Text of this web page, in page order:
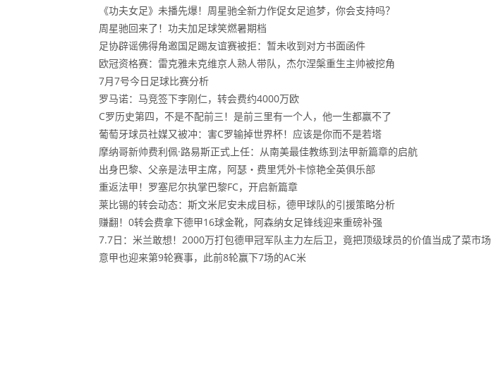
《功夫女足》未播先爆！周星驰全新力作促女足追梦，你会支持吗？
周星驰回来了！功夫加足球笑燃暑期档
足协辟谣佛得角邀国足踢友谊赛被拒：暂未收到对方书面函件
欧冠资格赛：雷克雅未克维京人熟人带队，杰尔涅槃重生主帅被挖角
7月7号今日足球比赛分析
罗马诺：马竞签下李刚仁，转会费约4000万欧
C罗历史第四，不是不配前三！是前三里有一个人，他一生都赢不了
葡萄牙球员社媒又被冲：害C罗输掉世界杯！应该是你而不是若塔
摩纳哥新帅费利佩·路易斯正式上任：从南美最佳教练到法甲新篇章的启航
出身巴黎、父亲是法甲主席，阿瑟・费里凭外卡惊艳全英俱乐部
重返法甲！罗塞尼尔执掌巴黎FC，开启新篇章
莱比锡的转会动态：斯文米尼安未成目标，德甲球队的引援策略分析
赚翻！0转会费拿下德甲16球金靴，阿森纳女足锋线迎来重磅补强
7.7日：米兰敢想！2000万打包德甲冠军队主力左后卫，竟把顶级球员的价值当成了菜市场
意甲也迎来第9轮赛事，此前8轮赢下7场的AC米